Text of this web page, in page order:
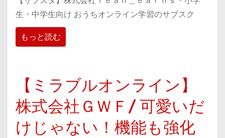
生・中学生向け おうちオンライン学習のサブスク
もっと読む
【ミラブルオンライン】
株式会社ＧＷＦ/ 可愛いだ
けじゃない！機能も強化